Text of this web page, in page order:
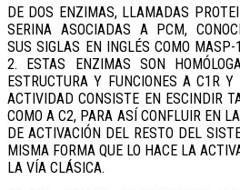
DE DOS ENZIMAS, LLAMADAS
SERINA ASOCIADAS A PCM,
SUS SIGLAS EN INGLÉS COMO
2. ESTAS ENZIMAS SON
ESTRUCTURA Y FUNCIONES A C1R
ACTIVIDAD CONSISTE EN ESCINDIR
COMO A C2, PARA ASÍ CONFLUIR EN
DE ACTIVACIÓN DEL RESTO DEL
MISMA FORMA QUE LO HACE LA
LA VÍA CLÁSICA.